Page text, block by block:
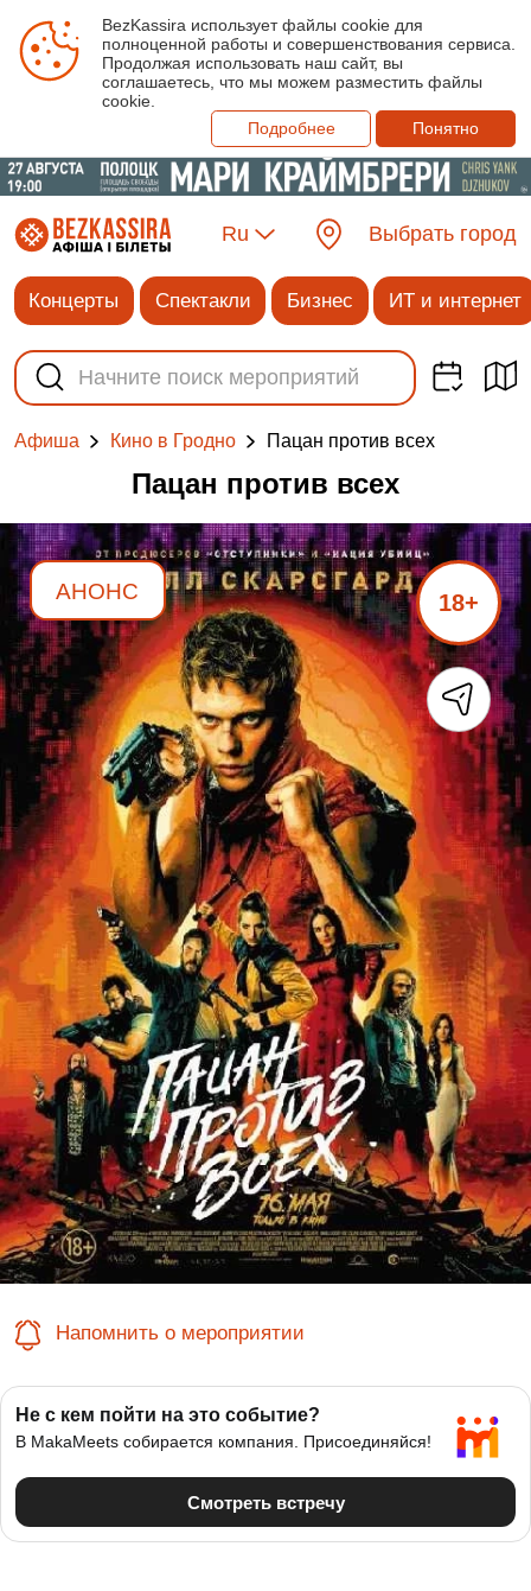
BezKassira использует файлы cookie для
полноценной работы и совершенствования сервиса.
Продолжая использовать наш сайт, вы
соглашаетесь, что мы можем разместить файлы
cookie.
Подробнее
Понятно
Ru Выбрать город
Концерты Спектакли Бизнес ИТ и интернет
Афиша Кино в Гродно Пацан против всех
Пацан против всех
АНОНС 18+
Напомнить о мероприятии